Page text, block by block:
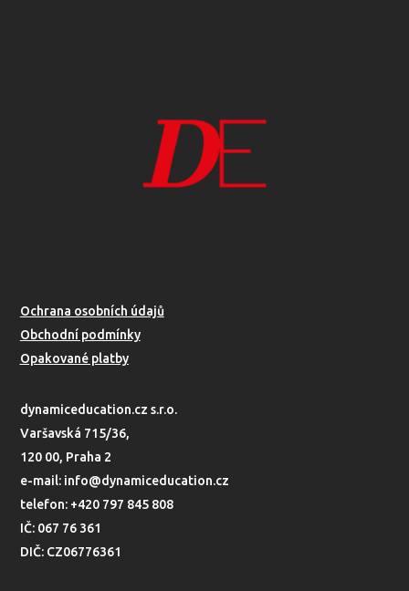
Ochrana osobních údajů
Obchodní podmínky
Opakované platby
dynamiceducation.cz s.r.o.
Varšavská 715/36,
120 00, Praha 2
e-mail: info@dynamiceducation.cz
telefon: +420 797 845 808
IČ: 067 76 361
DIČ: CZ06776361